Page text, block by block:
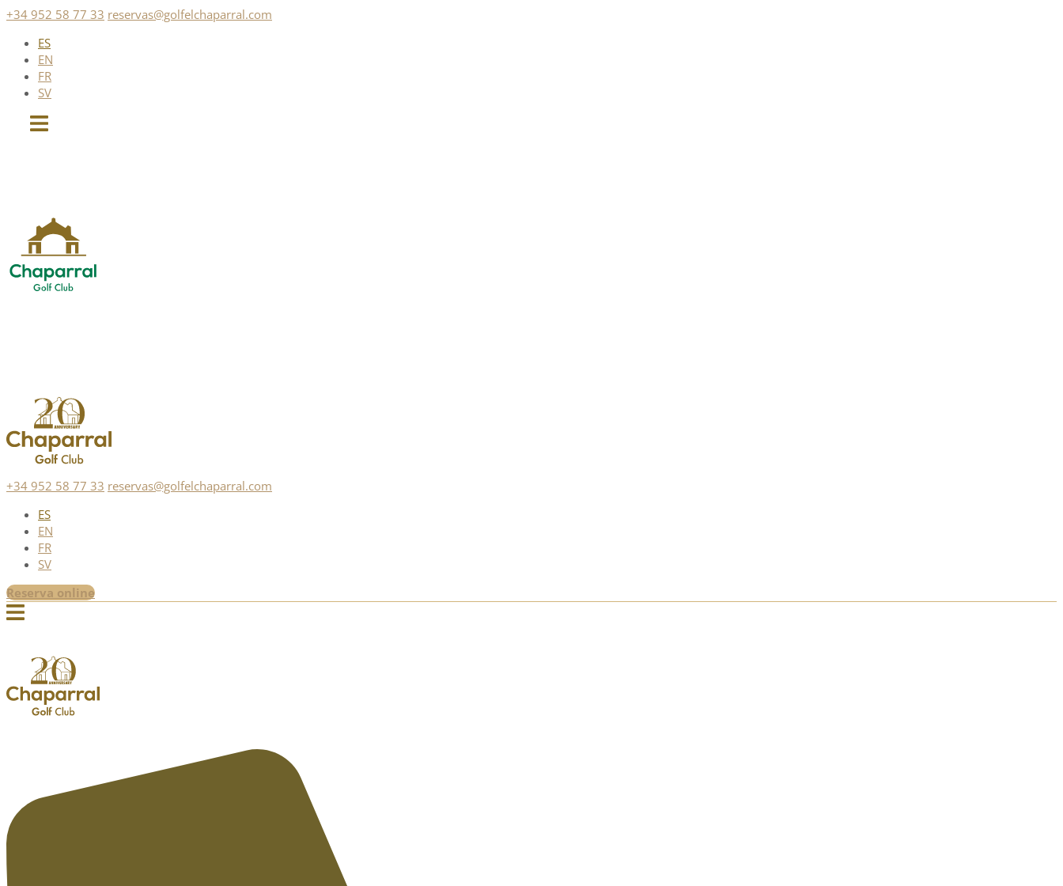
Saltar
contenido
+34 952 58 77 33 reservas@golfelchaparral.com
ES
EN
FR
SV
+34 952 58 77 33 reservas@golfelchaparral.com
ES
EN
FR
SV
Reserva online